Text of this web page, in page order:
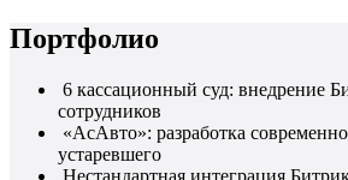
Портфолио
6 кассационный суд: внедрение
сотрудников
«АсАвто»: разработка
устаревшего